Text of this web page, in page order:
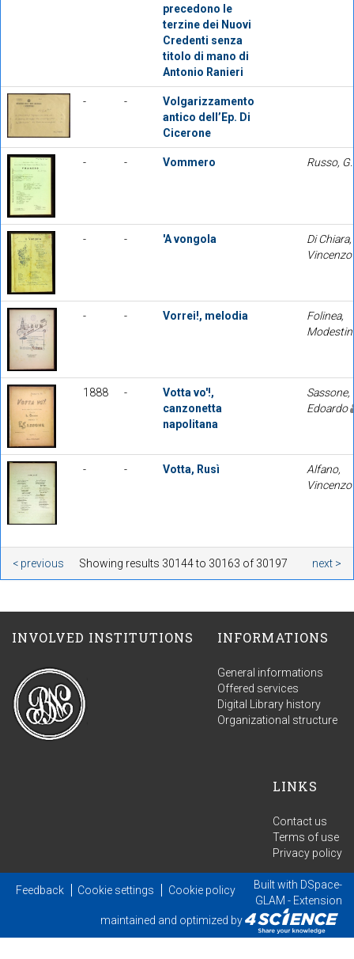
precedono le
terzine dei Nuovi
Credenti senza
titolo di mano di
Antonio Ranieri
- -
Volgarizzamento
antico dell’Ep. Di
Cicerone
- - Vommero Russo, G.
- - 'A vongola
Di Chiara,
Vincenzo
- - Vorrei!, melodia
Folinea,
1888 -
Votta vo'!,
canzonetta
napolitana
Sassone,
Edoardo
- - Votta, Rusì
Alfano,
Vincenzo
Showing results 30144 to 30163 of 30197
< previous next >
INVOLVED INSTITUTIONS INFORMATIONS
General informations
Offered services
Digital Library history
Organizational structure
LINKS
Contact us
Terms of use
Privacy policy
Feedback Cookie settings Cookie policy Built with DSpace-
GLAM - Extension
maintained and optimized by